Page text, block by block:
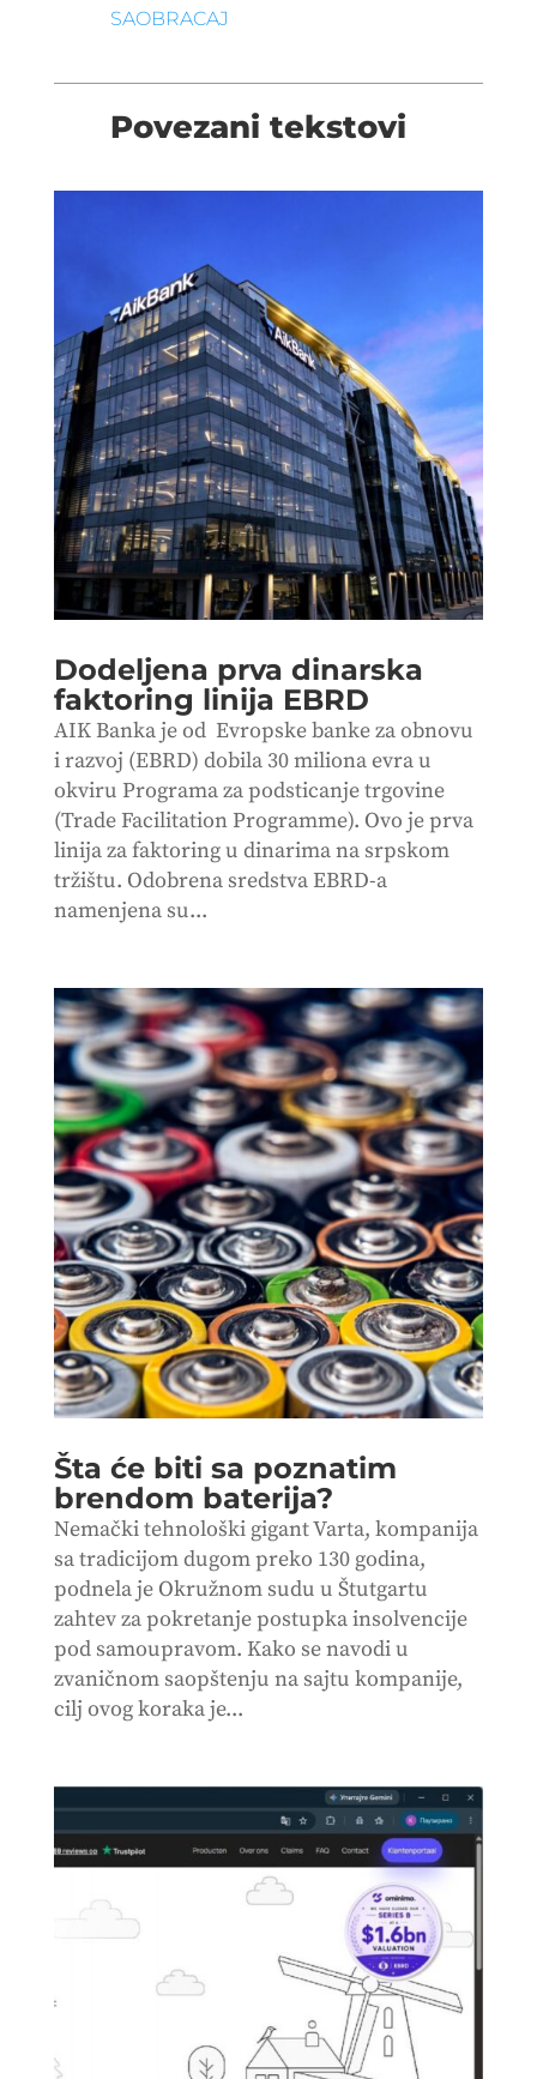
SAOBRACAJ
Povezani tekstovi
Dodeljena prva dinarska
faktoring linija EBRD
AIK Banka je od Evropske banke za obnovu
i razvoj (EBRD) dobila 30 miliona evra u
okviru Programa za podsticanje trgovine
(Trade Facilitation Programme). Ovo je prva
linija za faktoring u dinarima na srpskom
tržištu. Odobrena sredstva EBRD-a
namenjena su...
Šta će biti sa poznatim
brendom baterija?
Nemački tehnološki gigant Varta, kompanija
sa tradicijom dugom preko 130 godina,
podnela je Okružnom sudu u Štutgartu
zahtev za pokretanje postupka insolvencije
pod samoupravom. Kako se navodi u
zvaničnom saopštenju na sajtu kompanije,
cilj ovog koraka je...